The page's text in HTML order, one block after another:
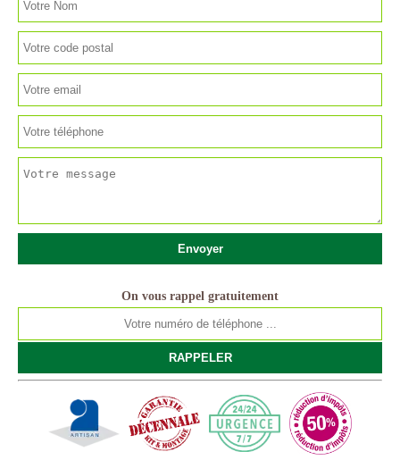
On vous rappel gratuitement